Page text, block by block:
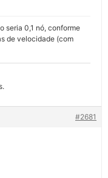
seria 0,1 nó, conforme
de velocidade (com
#2681